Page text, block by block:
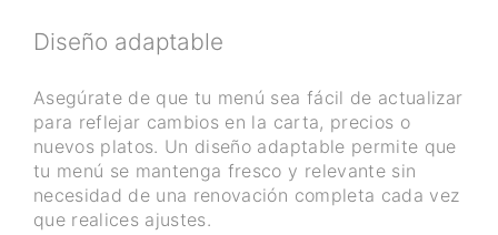
Diseño adaptable
Asegúrate de que tu menú sea fácil de actualizar
para reflejar cambios en la carta, precios o
nuevos platos. Un diseño adaptable permite que
tu menú se mantenga fresco y relevante sin
necesidad de una renovación completa cada vez
que realices ajustes.